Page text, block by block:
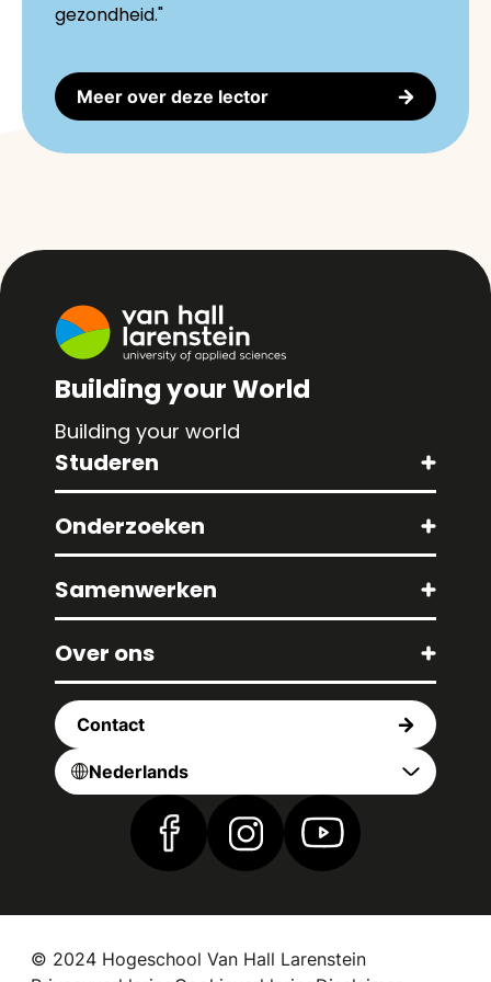
gezondheid."
Meer over deze lector
Building your World
Building your world
Studeren
Onderzoeken
Samenwerken
Over ons
Contact
Nederlands
Vind ons op Facebook
Vind ons op Instagram
Vind ons op
© 2024 Hogeschool Van Hall Larenstein